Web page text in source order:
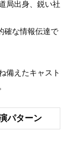
局出身、鋭い社
確な情報伝達で
備えたキャスト
パターン